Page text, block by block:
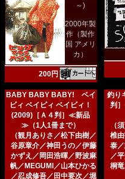
～)
2000年製
作（製作
国 アメリ
カ）
200円
BABY BABY BABY! ベイ
ビィ ベイビィ ベイビィ！
(2009)［Ａ４判］≪新品
≫（1人1冊まで）
（観月ありさ／松下由樹／
谷原章介／神田うの／伊藤
かずえ／岡田浩暉／野波麻
帆／MEGUMI／山本ひかる
／忍成修吾／田中要次／堀
釣り
判
（
椎
泰
／
桐